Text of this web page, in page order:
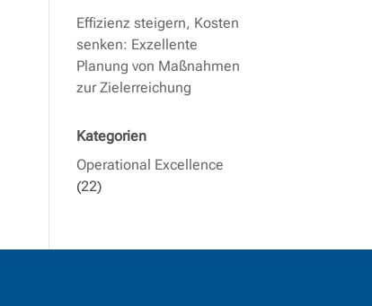
Effizienz steigern, Kosten
senken: Exzellente
Planung von Maßnahmen
zur Zielerreichung
Kategorien
Operational Excellence
(22)